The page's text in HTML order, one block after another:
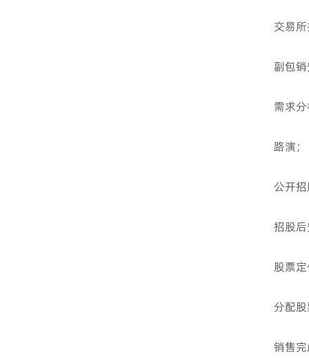
交易
副包
需求
路演；
公开
招股
股票
分配
销售